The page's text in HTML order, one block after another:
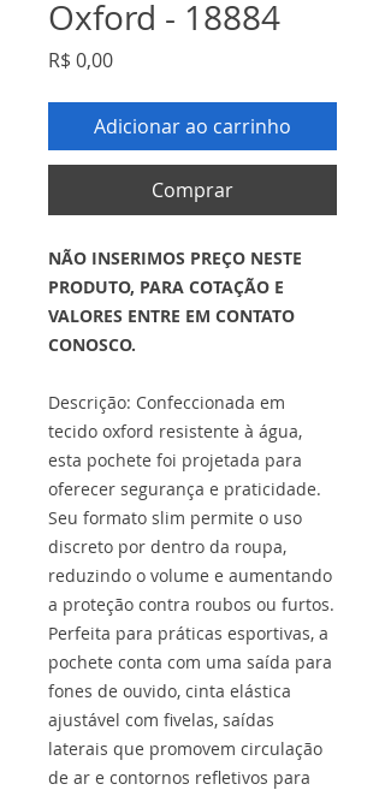
Oxford - 18884
R$ 0,00Preço
Adicionar ao carrinho
Comprar
NÃO INSERIMOS PREÇO NESTE
PRODUTO, PARA COTAÇÃO E
VALORES ENTRE EM CONTATO
CONOSCO.
Descrição: Confeccionada em
tecido oxford resistente à água,
esta pochete foi projetada para
oferecer segurança e praticidade.
Seu formato slim permite o uso
discreto por dentro da roupa,
reduzindo o volume e aumentando
a proteção contra roubos ou furtos.
Perfeita para práticas esportivas, a
pochete conta com uma saída para
fones de ouvido, cinta elástica
ajustável com fivelas, saídas
laterais que promovem circulação
de ar e contornos refletivos para